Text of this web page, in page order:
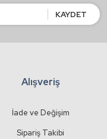
KAYDET
Alışveriş
İade ve Değişim
Sipariş Takibi